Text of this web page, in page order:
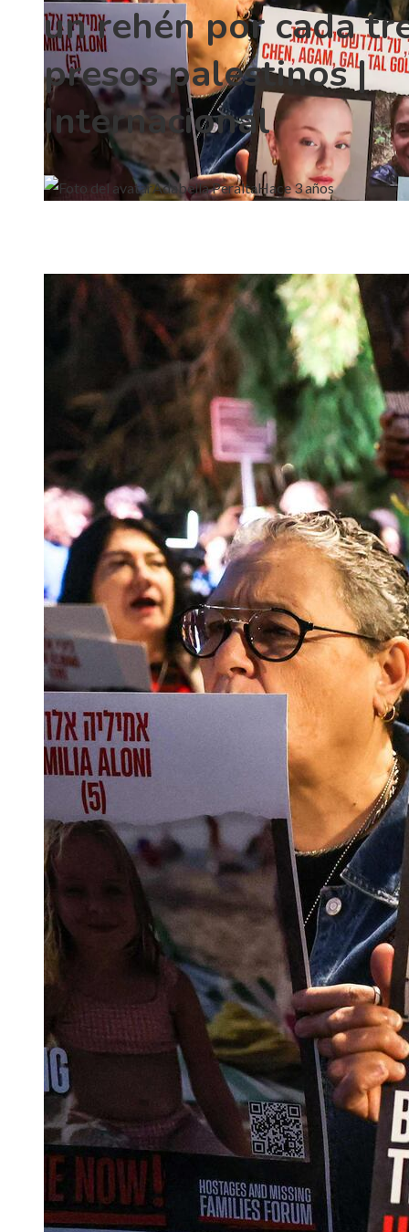
un rehén por cada
presos palestinos |
Internacional
Adabella PeraltaHace 3 años